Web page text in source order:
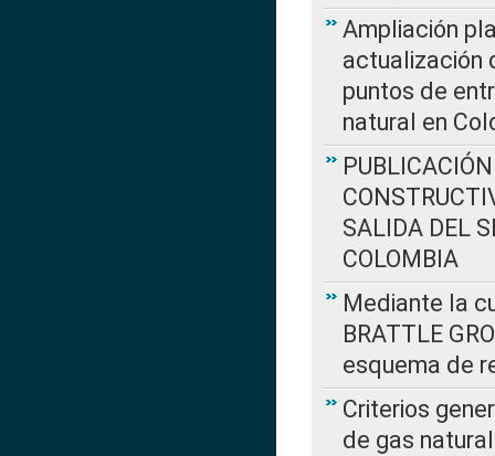
Ampliación
actualización
puntos de
natural en
SALIDA DEL
COLOMBIA
Mediante la
BRATTLE
esquema de
Criterios
de gas